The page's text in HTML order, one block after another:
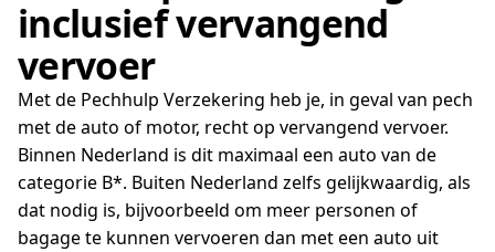
inclusief vervangend
vervoer
Met de Pechhulp Verzekering heb je, in geval van pech
met de auto of motor, recht op vervangend vervoer.
Binnen Nederland is dit maximaal een auto van de
categorie B*. Buiten Nederland zelfs gelijkwaardig, als
dat nodig is, bijvoorbeeld om meer personen of
bagage te kunnen vervoeren dan met een auto uit